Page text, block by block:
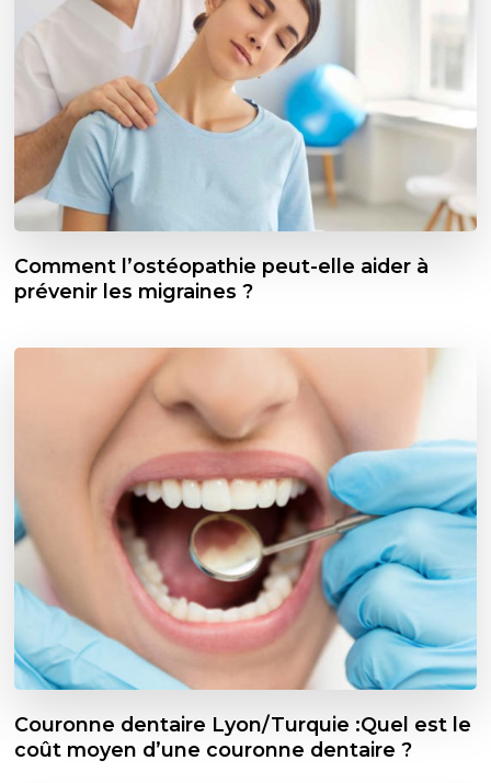
Comment l’ostéopathie peut-elle aider à
prévenir les migraines ?
Couronne dentaire Lyon/Turquie :Quel est le
coût moyen d’une couronne dentaire ?